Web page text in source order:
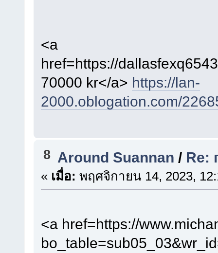
<a
href=https://
70000 kr</a> https://lan-
2000.oblogation.com/
8 Around Suannan / Re:
« เมื่อ: พฤศจิกายน 14, 2023,
<a href=https://